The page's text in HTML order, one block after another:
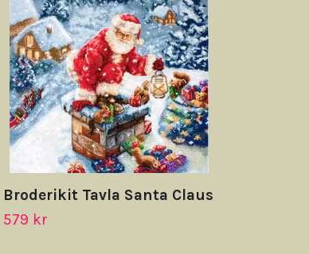
Broderikit Tavla Santa Claus
579 kr